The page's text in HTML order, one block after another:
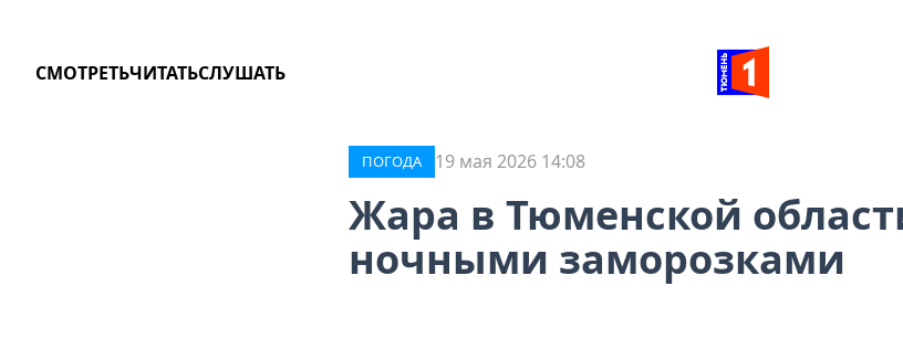
СМОТРЕТЬЧИТАТЬСЛУШАТЬ
ПОГОДА 19 мая 2026 14:08
Жара в Тюменской
ночными заморозками